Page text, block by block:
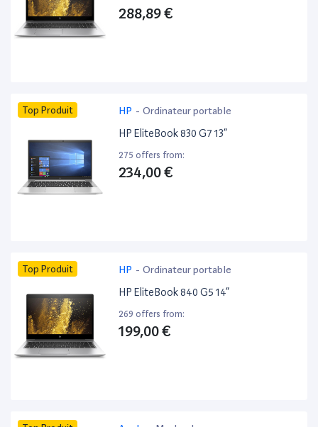
288,89 €
Top Produit HP - Ordinateur portable
HP EliteBook 830 G7 13”
275 offers from:
234,00 €
Top Produit HP - Ordinateur portable
HP EliteBook 840 G5 14”
269 offers from:
199,00 €